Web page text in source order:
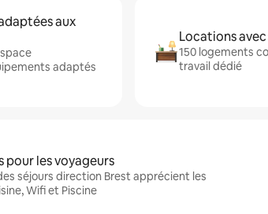
aux
adaptés
Locations
150 logements
travail dédié
pour les voyageurs
séjours direction Brest apprécient les
Wifi et Piscine